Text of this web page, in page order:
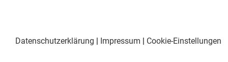
Datenschutzerklärung | Impressum | Cookie-Einstellungen